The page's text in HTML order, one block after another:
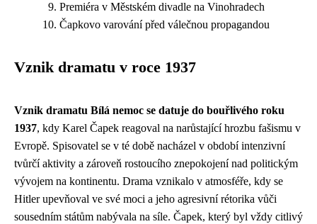
Premiéra v Městském divadle na Vinohradech
Čapkovo varování před válečnou propagandou
Vznik dramatu v roce 1937
Vznik dramatu Bílá nemoc se datuje do bouřlivého roku
1937, kdy Karel Čapek reagoval na narůstající hrozbu fašismu v
Evropě. Spisovatel se v té době nacházel v období intenzivní
tvůrčí aktivity a zároveň rostoucího znepokojení nad politickým
vývojem na kontinentu. Drama vznikalo v atmosféře, kdy se
Hitler upevňoval ve své moci a jeho agresivní rétorika vůči
sousedním státům nabývala na síle. Čapek, který byl vždy citlivý